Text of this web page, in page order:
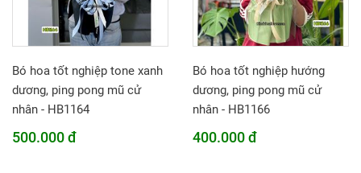
Bó hoa tốt nghiệp tone xanh
dương, ping pong mũ cử
nhân - HB1164
500.000 đ
Bó hoa tốt nghiệp hướng
dương, ping pong mũ cử
nhân - HB1166
400.000 đ